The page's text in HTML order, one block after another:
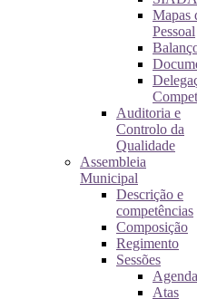
Mapas
Pessoal
Auditoria e
Controlo da
Qualidade
Assembleia
Municipal
Descrição e
competências
Composição
Regimento
Sessões
Agenda
Atas